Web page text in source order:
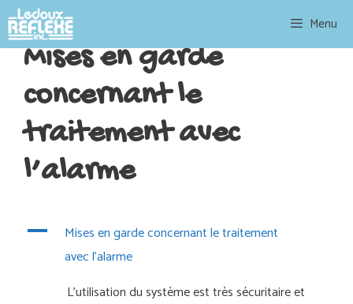
Skip
to
content
Menu
Mises en garde
concernant le
traitement avec
l’alarme
A
Mises en garde concernant le traitement
avec l’alarme
L’utilisation du système est très sécuritaire et